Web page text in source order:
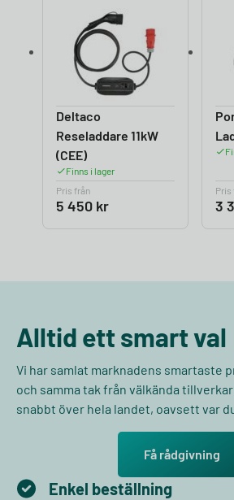
Deltaco
Reseladdare 11kW
(CEE)
Finns i lager
Pris från
5 450 kr
Pris
3
Alltid ett smart val
Vi har samlat marknadens smartaste
och samma tak från välkända
snabbt över hela landet, oavsett var
Få rådgivning
Enkel beställning